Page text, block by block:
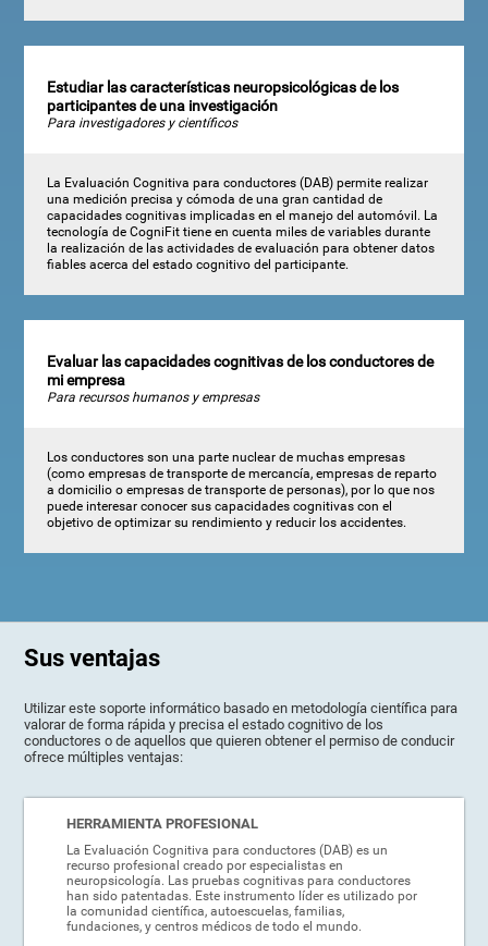
Estudiar las características neuropsicológicas de los
participantes de una investigación
Para investigadores y científicos
La Evaluación Cognitiva para conductores (DAB) permite realizar
una medición precisa y cómoda de una gran cantidad de
capacidades cognitivas implicadas en el manejo del automóvil. La
tecnología de CogniFit tiene en cuenta miles de variables durante
la realización de las actividades de evaluación para obtener datos
fiables acerca del estado cognitivo del participante.
Evaluar las capacidades cognitivas de los conductores de
mi empresa
Para recursos humanos y empresas
Los conductores son una parte nuclear de muchas empresas
(como empresas de transporte de mercancía, empresas de reparto
a domicilio o empresas de transporte de personas), por lo que nos
puede interesar conocer sus capacidades cognitivas con el
objetivo de optimizar su rendimiento y reducir los accidentes.
Sus ventajas
Utilizar este soporte informático basado en metodología científica para
valorar de forma rápida y precisa el estado cognitivo de los
conductores o de aquellos que quieren obtener el permiso de conducir
ofrece múltiples ventajas:
HERRAMIENTA PROFESIONAL
La Evaluación Cognitiva para conductores (DAB) es un
recurso profesional creado por especialistas en
neuropsicología. Las pruebas cognitivas para conductores
han sido patentadas. Este instrumento líder es utilizado por
la comunidad científica, autoescuelas, familias,
fundaciones, y centros médicos de todo el mundo.